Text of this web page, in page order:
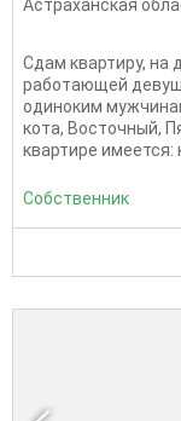
Астраханская
Сдам квартиру, на
работающей
одиноким
кота, Восточный,
квартире имеется:
Собственник